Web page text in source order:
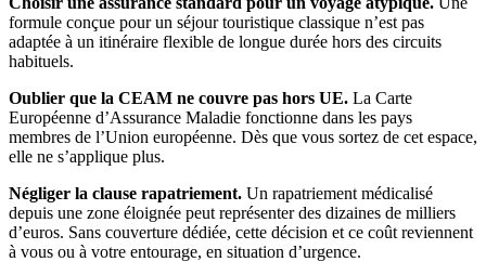
formule conçue pour un séjour touristique classique n’est pas
adaptée à un itinéraire flexible de longue durée hors des circuits
habituels.
Oublier que la CEAM ne couvre pas hors UE. La Carte
Européenne d’Assurance Maladie fonctionne dans les pays
membres de l’Union européenne. Dès que vous sortez de cet espace,
elle ne s’applique plus.
Négliger la clause rapatriement. Un rapatriement médicalisé
depuis une zone éloignée peut représenter des dizaines de milliers
d’euros. Sans couverture dédiée, cette décision et ce coût reviennent
à vous ou à votre entourage, en situation d’urgence.